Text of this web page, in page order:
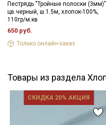
Пестрядь "Тройные полоски (3мм)"
цв.черный, ш.1.5м, хлопок-100%,
110гр/м.кв
650 руб.
Только онлайн-заказ
Товары из раздела
СКИДКА 20% АКЦИЯ